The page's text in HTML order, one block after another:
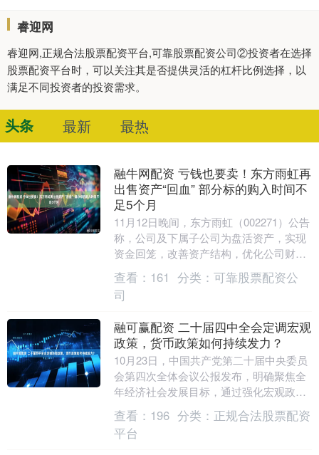
睿迎网
睿迎网,正规合法股票配资平台,可靠股票配资公司②投资者在选择
股票配资平台时，可以关注其是否提供灵活的杠杆比例选择，以
满足不同投资者的投资需求。
头条 最新 最热
融牛网配资 亏钱也要卖！东方雨虹再
出售资产“回血” 部分标的购入时间不
足5个月
11月12日晚间，东方雨虹（002271）公告
称，公司及下属子公司为盘活资产，实现
资金回笼，改善资产结构，优化公司财务
状况，保障公司及全体股东利益，拟出售
公司及....
查看： 161 分类： 可靠股票配资公
司
融可赢配资 二十届四中全会定调宏观
政策，货币政策如何持续发力？
10月23日，中国共产党第二十届中央委员
会第四次全体会议公报发布，明确聚焦全
年经济社会发展目标，通过强化宏观政策
精准发力稳住经济基本盘，为十五五时期
高质量发展奠....
查看： 196 分类： 正规合法股票配资
平台